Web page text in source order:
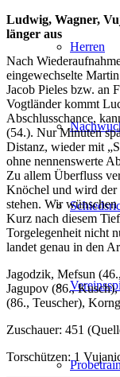
Herren
Ludwig, Wagner,
länger aus
Nach
eingewechselte
Jacob Pieles bzw. an
Vogtländer kommt
Abschlusschance,
(54.). Nur Minuten
Distanz, wieder mit
ohne nennenswerte
Zu allem Überfluss
Knöchel und wird der
stehen. Wir
Kurz nach diesem
Torgelegenheit nicht
landet genau in den
Jagodzik, Mefsun
Jagupov (86., Kusch),
(86., Teuscher),
Zuschauer: 451
Torschützen: 1